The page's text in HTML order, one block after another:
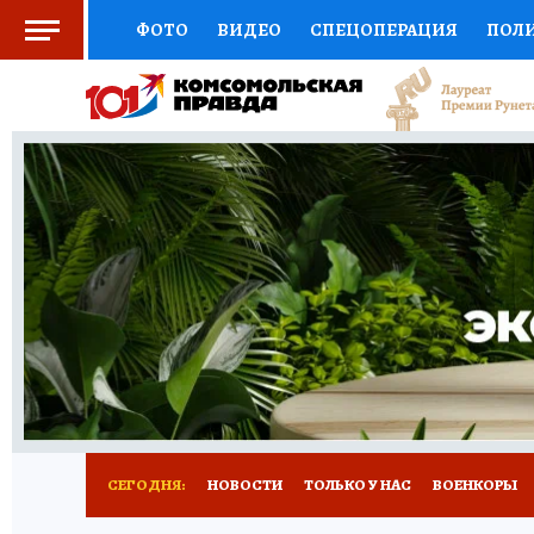
ФОТО ВИДЕО СПЕЦОПЕРАЦИЯ
СОЦПОДДЕРЖКА НАУКА СПОРТ
ВЫБОР ЭКСПЕРТОВ ДОКТОР
КНИЖНАЯ ПОЛКА ПРОГНОЗЫ НА СПОРТ
ПРЕСС-ЦЕНТР НЕДВИЖИМОСТЬ
РАДИО КП РЕКЛАМА ТЕСТЫ НОВОЕ
СЕГОДНЯ: НОВОСТИ ТОЛЬКО У НАС ВОЕНКОРЫ